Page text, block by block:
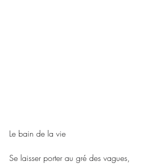
Le bain de la vie
Se laisser porter au gré des vagues,